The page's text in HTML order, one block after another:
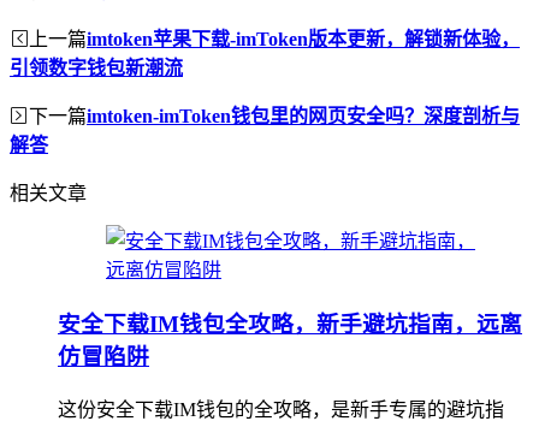
上一篇imtoken苹果下载-imToken版本更新，解锁新体验，
引领数字钱包新潮流
下一篇imtoken-imToken钱包里的网页安全吗？深度剖析与
解答
相关文章
安全下载IM钱包全攻略，新手避坑指南，远离
仿冒陷阱
这份安全下载IM钱包的全攻略，是新手专属的避坑指